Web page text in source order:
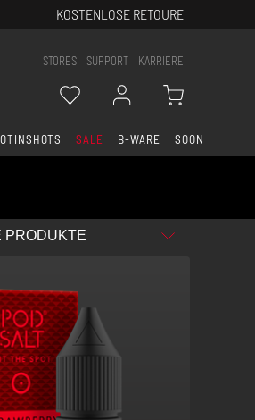
KOSTENLOSE RETOURE
STORES SUPPORT KARRIERE
SALE B-WARE SOON